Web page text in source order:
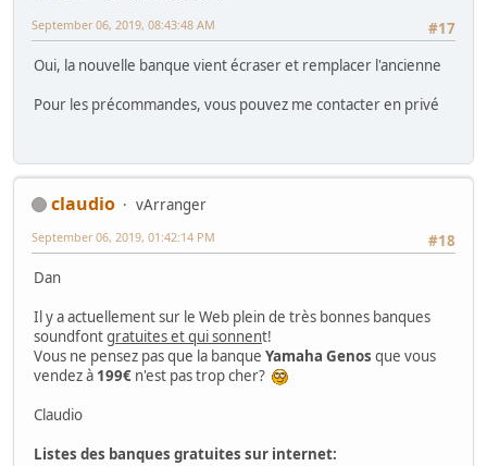
#17
September 06, 2019, 08:43:48 AM
Oui, la nouvelle banque vient écraser et remplacer l'ancienne
Pour les précommandes, vous pouvez me contacter en privé
claudio
vArranger
#18
September 06, 2019, 01:42:14 PM
Dan
Il y a actuellement sur le Web plein de très bonnes banques
soundfontgratuites et qui sonnent!
Vous ne pensez pas que la banque Yamaha Genos que vous
vendez à 199€ n'est pas trop cher?
Claudio
Listes des banques gratuites sur internet: